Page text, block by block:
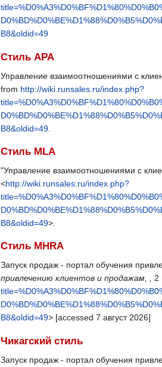
B8&oldid=49
Стиль APA
Управление взаимоотношениями с
from http://wiki.runsales.ru/index.php?
B8&oldid=49
Стиль MLA
"Управление взаимоотношениями с
<http://wiki.runsales.ru/index.php?
B8&oldid=49>.
Стиль MHRA
Запуск продаж - портал обучения
привлечению клиентов и продажам, , 2
B8&oldid=49> [accessed 7 август 2026]
Чикагский стиль
Запуск продаж - портал обучения